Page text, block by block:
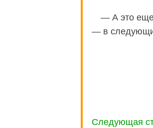
— А это еще
— в
Следующая